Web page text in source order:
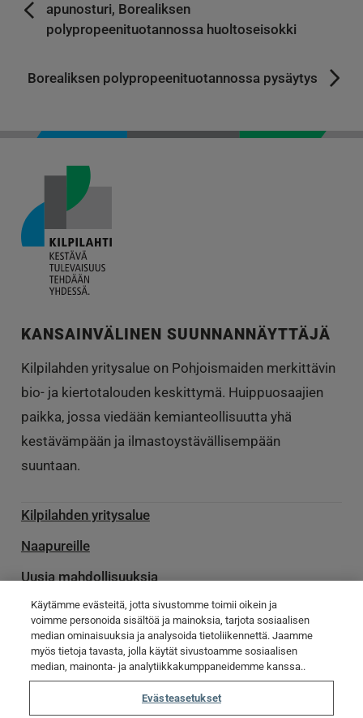
apunosturi, Borealiksen
polypropeenituotannossa huoltoseisokki
Borealiksen polypropeenituotannossa pysäytys
KANSAINVÄLINEN SUUNNANNÄYTTÄJÄ
Kilpilahden yritysalue on Pohjoismaiden merkittävin
bio- ja kiertotalouden keskittymä. Huippuosaajien
paikka, jossa viedään kemianteollisuutta yhä
kestävämpään ja ilmastoystävällisempään
suuntaan.
Kilpilahden yritysalue
Naapureille
Uusia mahdollisuuksia
Palvelu­toimittajille
Ota yhteyttä
Poikkeamatiedotteet
Käytämme evästeitä, jotta sivustomme toimii oikein ja
voimme personoida sisältöä ja mainoksia, tarjota sosiaalisen
median ominaisuuksia ja analysoida tietoliikennettä. Jaamme
myös tietoja tavasta, jolla käytät sivustoamme sosiaalisen
median, mainonta- ja analytiikkakumppaneidemme kanssa..
Evästeasetukset